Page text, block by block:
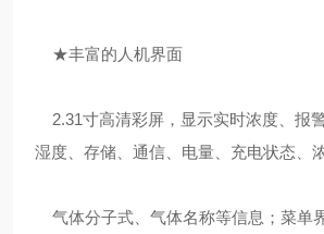
★丰富的人机界面
2.31寸高清彩屏，显示实时浓度、报
湿度、存储、通信、电量、充电状态、
气体分子式、气体名称等信息；菜单